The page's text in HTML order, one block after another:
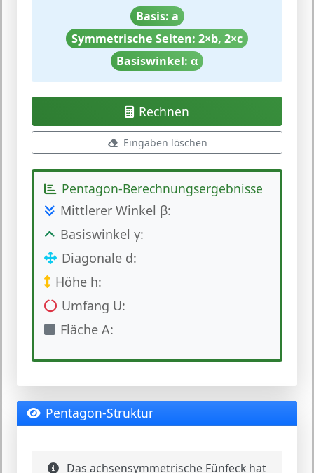
Basis: a
Symmetrische Seiten: 2×b, 2×c
Basiswinkel: α
Rechnen
Eingaben löschen
Pentagon-Berechnungsergebnisse
Mittlerer Winkel β:
Basiswinkel γ:
Diagonale d:
Höhe h:
Umfang U:
Fläche A:
Pentagon-Struktur
Das achsensymmetrische Fünfeck hat